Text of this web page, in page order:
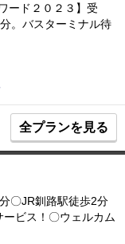
ード２０２３】受
。バスターミナル待
全プランを見る
〇JR釧路駅徒歩2分
ビス！〇ウェルカム